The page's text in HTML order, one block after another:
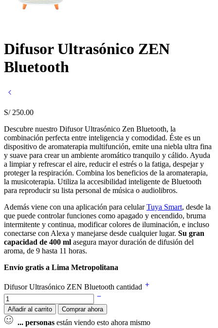
Difusor Ultrasónico ZEN
Bluetooth
S/250.00
Descubre nuestro Difusor Ultrasónico Zen Bluetooth, la
combinación perfecta entre inteligencia y comodidad. Éste es un
dispositivo de aromaterapia multifunción, emite una niebla ultra fina
y suave para crear un ambiente aromático tranquilo y cálido. Ayuda
a limpiar y refrescar el aire, reducir el estrés o la fatiga, despejar y
proteger la respiración. Combina los beneficios de la aromaterapia,
la musicoterapia. Utiliza la accesibilidad inteligente de Bluetooth
para reproducir su lista personal de música o audiolibros.
Además viene con una aplicación para celularTuya Smart, desde la
que puede controlar funciones como apagado y encendido, bruma
intermitente y continua, modificar colores de iluminación, e incluso
conectarse con Alexa y manejarse desde cualquier lugar. Su gran
capacidad de 400 ml asegura mayor duración de difusión del
aroma, de 9 hasta 11 horas.
Envío gratis a Lima Metropolitana
Difusor Ultrasónico ZEN Bluetooth cantidad
Añadir al carrito Comprar ahora
... personas están viendo esto ahora mismo